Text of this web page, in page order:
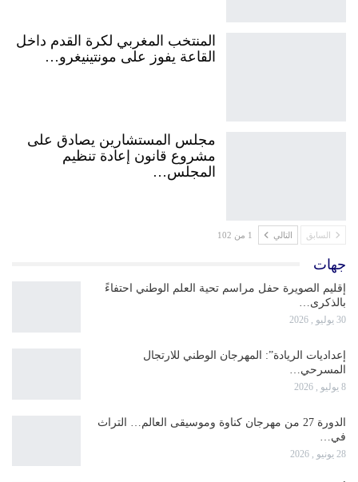
المنتخب المغربي لكرة القدم داخل
القاعة يفوز على مونتينيغرو…
مجلس المستشارين يصادق على
مشروع قانون إعادة تنظيم
المجلس…
السابق التالي 1 من 102
جهات
إقليم الصويرة حفل مراسم تحية العلم الوطني احتفاءً
بالذكرى…
30 يوليو , 2026
إعداديات الريادة”: المهرجان الوطني للارتجال
المسرحي…
8 يوليو , 2026
الدورة 27 من مهرجان كناوة وموسيقى العالم… التراث
في…
28 يونيو , 2026